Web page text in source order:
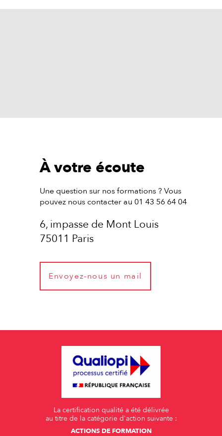
À votre écoute
Une question sur nos formations ? Vous
pouvez nous contacter au 01 43 56 64 04
6, impasse de Mont Louis
75011 Paris
Envoyez-nous un mail
La certification qualité a été délivrée
au titre de la catégorie d'action suivante :
ACTIONS DE FORMATION